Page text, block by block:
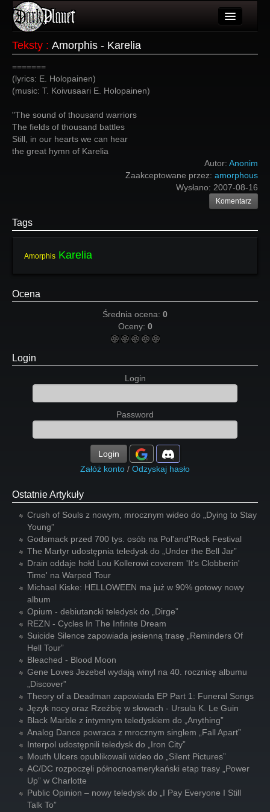
Wydarzenia
Forum
Więcej
Teksty : Amorphis - Karelia
=======
(lyrics: E. Holopainen)
(music: T. Koivusaari E. Holopainen)
"The sound of thousand warriors
The fields of thousand battles
Still, in our hearts we can hear
the great hymn of Karelia
Autor: Anonim
Zaakceptowane przez: amorphous
Wysłano: 2007-08-16
Komentarz
Tags
Amorphis Karelia
Ocena
Średnia ocena: 0
Oceny: 0
Login
Login
Password
Login
Załóż konto / Odzyskaj hasło
Ostatnie Artykuły
Crush of Souls z nowym, mrocznym wideo do „Dying to Stay
Young”
Godsmack przed 700 tys. osób na Pol'and'Rock Festival
The Martyr udostępnia teledysk do „Under the Bell Jar”
Drain oddaje hołd Lou Kollerowi coverem 'It's Clobberin'
Time' na Warped Tour
Michael Kiske: HELLOWEEN ma już w 90% gotowy nowy
album
Opium - debiutancki teledysk do „Dirge”
REZN - Cycles In The Infinite Dream
Suicide Silence zapowiada jesienną trasę „Reminders Of
Hell Tour”
Bleached - Blood Moon
Gene Loves Jezebel wydają winyl na 40. rocznicę albumu
„Discover”
Theory of a Deadman zapowiada EP Part 1: Funeral Songs
Język nocy oraz Rzeźbię w słowach - Ursula K. Le Guin
Black Marble z intymnym teledyskiem do „Anything”
Analog Dance powraca z mrocznym singlem „Fall Apart”
Interpol udostępnili teledysk do „Iron City”
Mouth Ulcers opublikowali wideo do „Silent Pictures”
AC/DC rozpoczęli północnoamerykański etap trasy „Power
Up” w Charlotte
Public Opinion – nowy teledysk do „I Pay Everyone I Still
Talk To”